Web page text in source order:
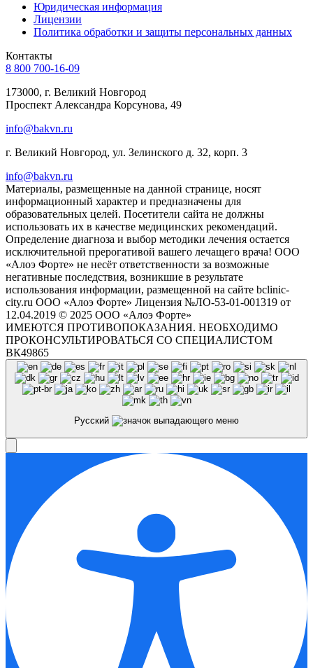
Юридическая информация
Лицензии
Политика обработки и защиты персональных данных
Контакты
8 800 700-16-09
173000, г. Великий Новгород
Проспект Александра Корсунова, 49
info@bakvn.ru
г. Великий Новгород, ул. Зелинского д. 32, корп. 3
info@bakvn.ru
Материалы, размещенные на данной странице, носят
информационный характер и предназначены для
образовательных целей. Посетители сайта не должны
использовать их в качестве медицинских рекомендаций.
Определение диагноза и выбор методики лечения остается
исключительной прерогативой вашего лечащего врача! ООО
«Алоэ Форте» не несёт ответственности за возможные
негативные последствия, возникшие в результате
использования информации, размещенной на сайте bclinic-
city.ru ООО «Алоэ Форте» Лицензия №ЛО-53-01-001319 от
12.04.2019 © 2025 ООО «Алоэ Форте»
ИМЕЮТСЯ ПРОТИВОПОКАЗАНИЯ. НЕОБХОДИМО
ПРОКОНСУЛЬТИРОВАТЬСЯ СО СПЕЦИАЛИСТОМ
ВК49865
Русский